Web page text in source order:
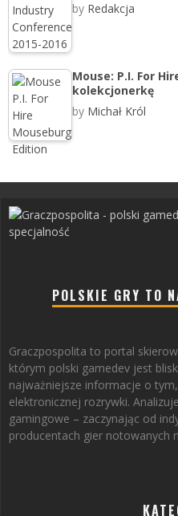
by Redakcja
Mouse: P.I. For
kolekcjonerkę
by Michał Król
POLSKIE GRY TO
Graczpospolita to portal
którym polski gamedev jest
najważniejsze informacje o
elektronicznej rozrywki.
gamingowe – zaczynając od
producentach gier notowanych